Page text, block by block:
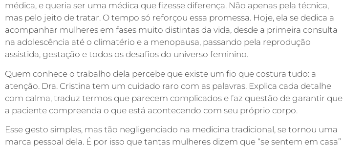
médica, e queria ser uma médica que fizesse diferença. Não apenas pela técnica,
mas pelo jeito de tratar. O tempo só reforçou essa promessa. Hoje, ela se dedica a
acompanhar mulheres em fases muito distintas da vida, desde a primeira consulta
na adolescência até o climatério e a menopausa, passando pela reprodução
assistida, gestação e todos os desafios do universo feminino.
Quem conhece o trabalho dela percebe que existe um fio que costura tudo: a
atenção. Dra. Cristina tem um cuidado raro com as palavras. Explica cada detalhe
com calma, traduz termos que parecem complicados e faz questão de garantir que
a paciente compreenda o que está acontecendo com seu próprio corpo.
Esse gesto simples, mas tão negligenciado na medicina tradicional, se tornou uma
marca pessoal dela. É por isso que tantas mulheres dizem que “se sentem em casa”